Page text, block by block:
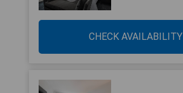
CHECK AVAILABILITY